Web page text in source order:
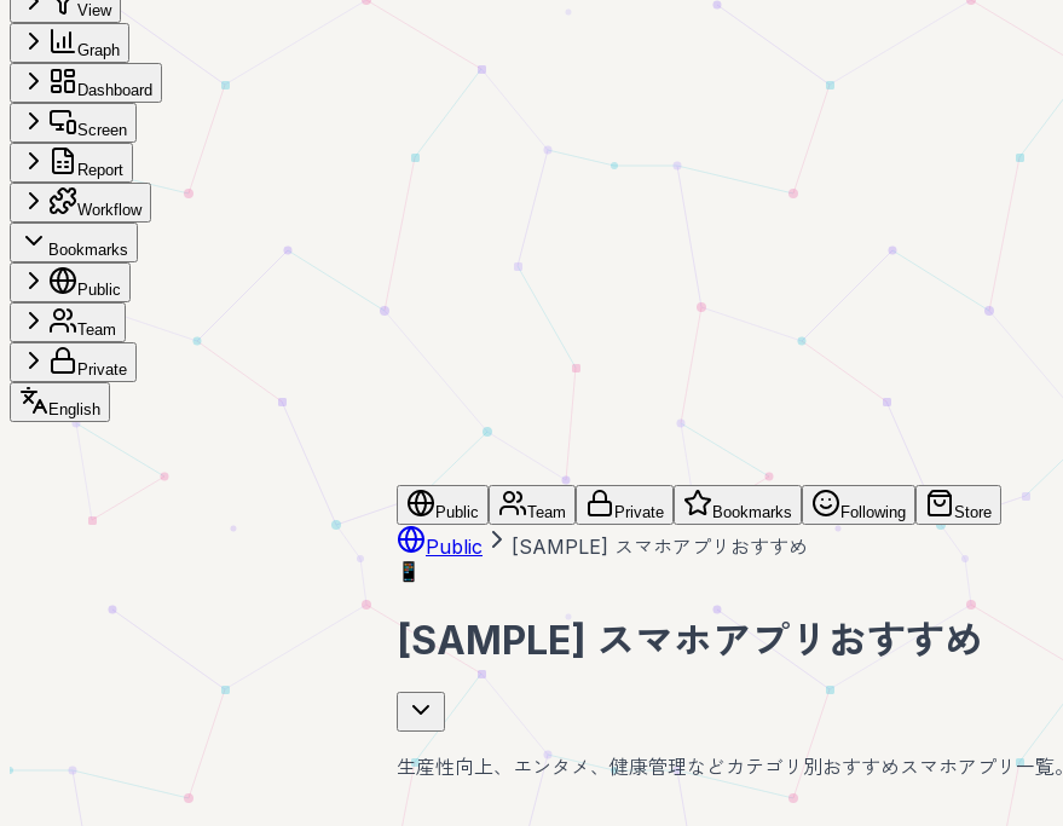
View
Graph
Dashboard
Screen
Report
Workflow
Bookmarks
Public
Team
Private
English
Public Team Private Bookmarks Following Store
Public [SAMPLE] スマホアプリおすすめ
📱
[SAMPLE] スマホアプリおすすめ
生産性向上、エンタメ、健康管理などカテゴリ別おすすめスマホアプリ一覧。